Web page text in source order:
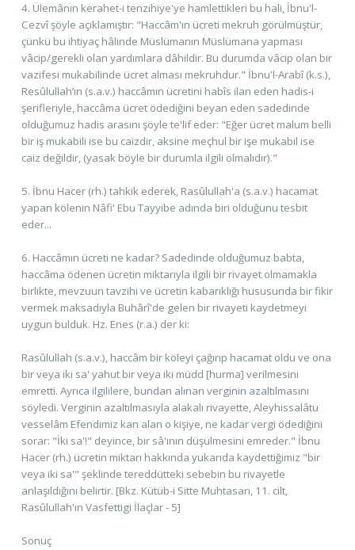
4. Ülemânın kerahet-i tenzihiye'ye hamlettikleri bu hali, İbnu'l-
Cezvî şöyle açıklamıştır: "Haccâm'ın ücreti mekruh görülmüştür,
çünkü bu ihtiyaç hâlinde Müslümanın Müslümana yapması
vâcip/gerekli olan yardımlara dâhildir. Bu durumda vâcip olan bir
vazifesi mukabilinde ücret alması mekruhdur." İbnu'l-Arabî (k.s.),
Resûlullah’ın (s.a.v.) haccâmın ücretini habîs ilan eden hadis-i
şerifleriyle, haccâma ücret ödediğini beyan eden sadedinde
olduğumuz hadis arasını şöyle te'lif eder: "Eğer ücret malum belli
bir iş mukabili ise bu caizdir, aksine meçhul bir işe mukabil ise
caiz değildir, (yasak böyle bir durumla ilgili olmalıdır)."
5. İbnu Hacer (rh.) tahkik ederek, Rasûlullah'a (s.a.v.) hacamat
yapan kölenin Nâfi' Ebu Tayyibe adında biri olduğunu tesbit
eder...
6. Haccâmın ücreti ne kadar? Sadedinde olduğumuz babta,
haccâma ödenen ücretin miktarıyla ilgili bir rivayet olmamakla
birlikte, mevzuun tavzihi ve ücretin kabarıklığı hususunda bir fikir
vermek maksadıyla Buhârî'de gelen bir rivayeti kaydetmeyi
uygun bulduk. Hz. Enes (r.a.) der ki:
Rasûlullah (s.a.v.), haccâm bir köleyi çağırıp hacamat oldu ve ona
bir veya iki sa' yahut bir veya iki müdd [hurma] verilmesini
emretti. Ayrıca ilgililere, bundan alınan verginin azaltılmasını
söyledi. Verginin azaltılmasıyla alakalı rivayette, Aleyhissalâtu
vesselâm Efendimiz kan alan o kişiye, ne kadar vergi ödediğini
sorar: "İki sa'!" deyince, bir sâ'ının düşülmesini emreder." İbnu
Hacer (rh.) ücretin miktarı hakkında yukarıda kaydettiğimiz "bir
veya iki sa'" şeklinde tereddütteki sebebin bu rivayetle
anlaşıldığını belirtir. [Bkz. Kütüb-i Sitte Muhtasarı, 11. cilt,
Rasûlullah'ın Vasfettigi İlaçlar - 5]
Sonuç